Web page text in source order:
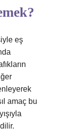
eş
amaç bu